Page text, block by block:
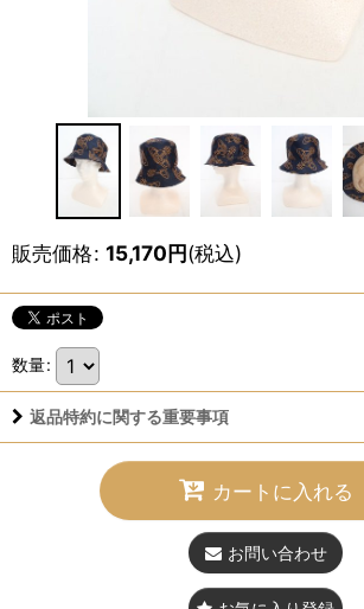
販売価格: 15,170円(税込)
数量:
返品特約に関する重要事項
カートに入れる
お問い合わせ